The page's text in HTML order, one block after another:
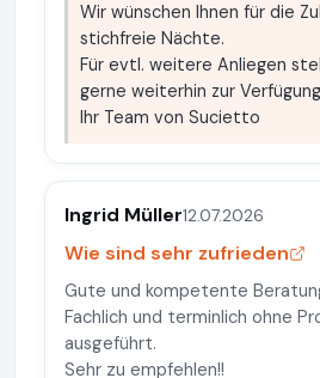
Wir wünschen Ihnen für die
stichfreie Nächte.
Für evtl. weitere Anliegen
gerne weiterhin zur
Ihr Team von Sucietto
Ingrid Müller12.07.2026
Wie sind sehr zufrieden
Gute und kompetente
Fachlich und terminlich ohne
ausgeführt.
Sehr zu empfehlen!!